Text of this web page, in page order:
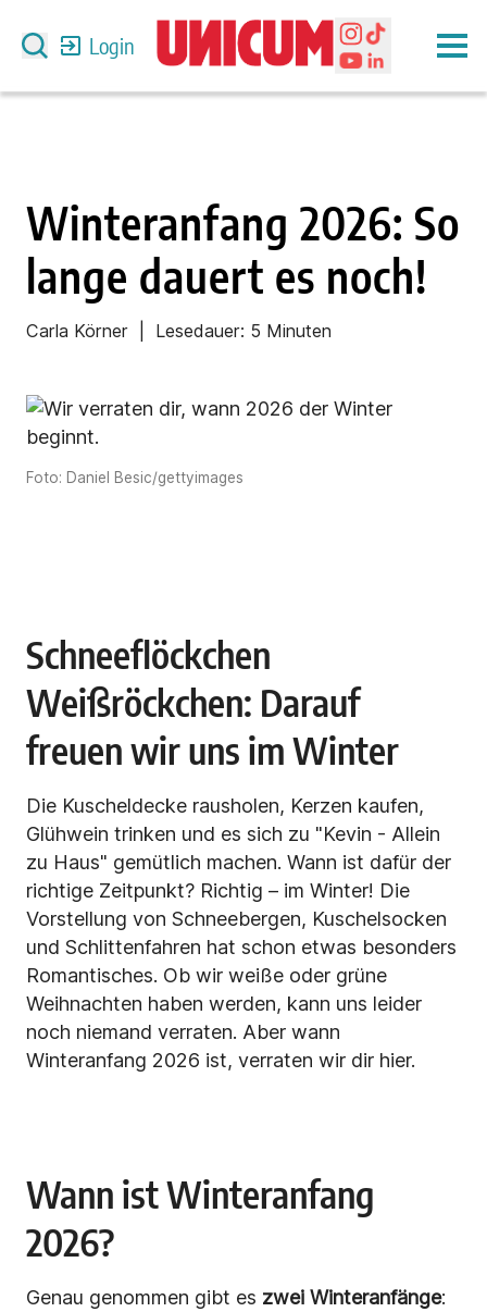
Login
Winteranfang 2026: So
lange dauert es noch!
Carla Körner | Lesedauer: 5 Minuten
Foto: Daniel Besic/gettyimages
Schneeflöckchen
Weißröckchen: Darauf
freuen wir uns im Winter
Die Kuscheldecke rausholen, Kerzen kaufen,
Glühwein trinken und es sich zu "Kevin - Allein
zu Haus" gemütlich machen. Wann ist dafür der
richtige Zeitpunkt? Richtig – im Winter! Die
Vorstellung von Schneebergen, Kuschelsocken
und Schlittenfahren hat schon etwas besonders
Romantisches. Ob wir weiße oder grüne
Weihnachten haben werden, kann uns leider
noch niemand verraten. Aber wann
Winteranfang 2026 ist, verraten wir dir hier.
Wann ist Winteranfang
2026?
Genau genommen gibt es zwei Winteranfänge: